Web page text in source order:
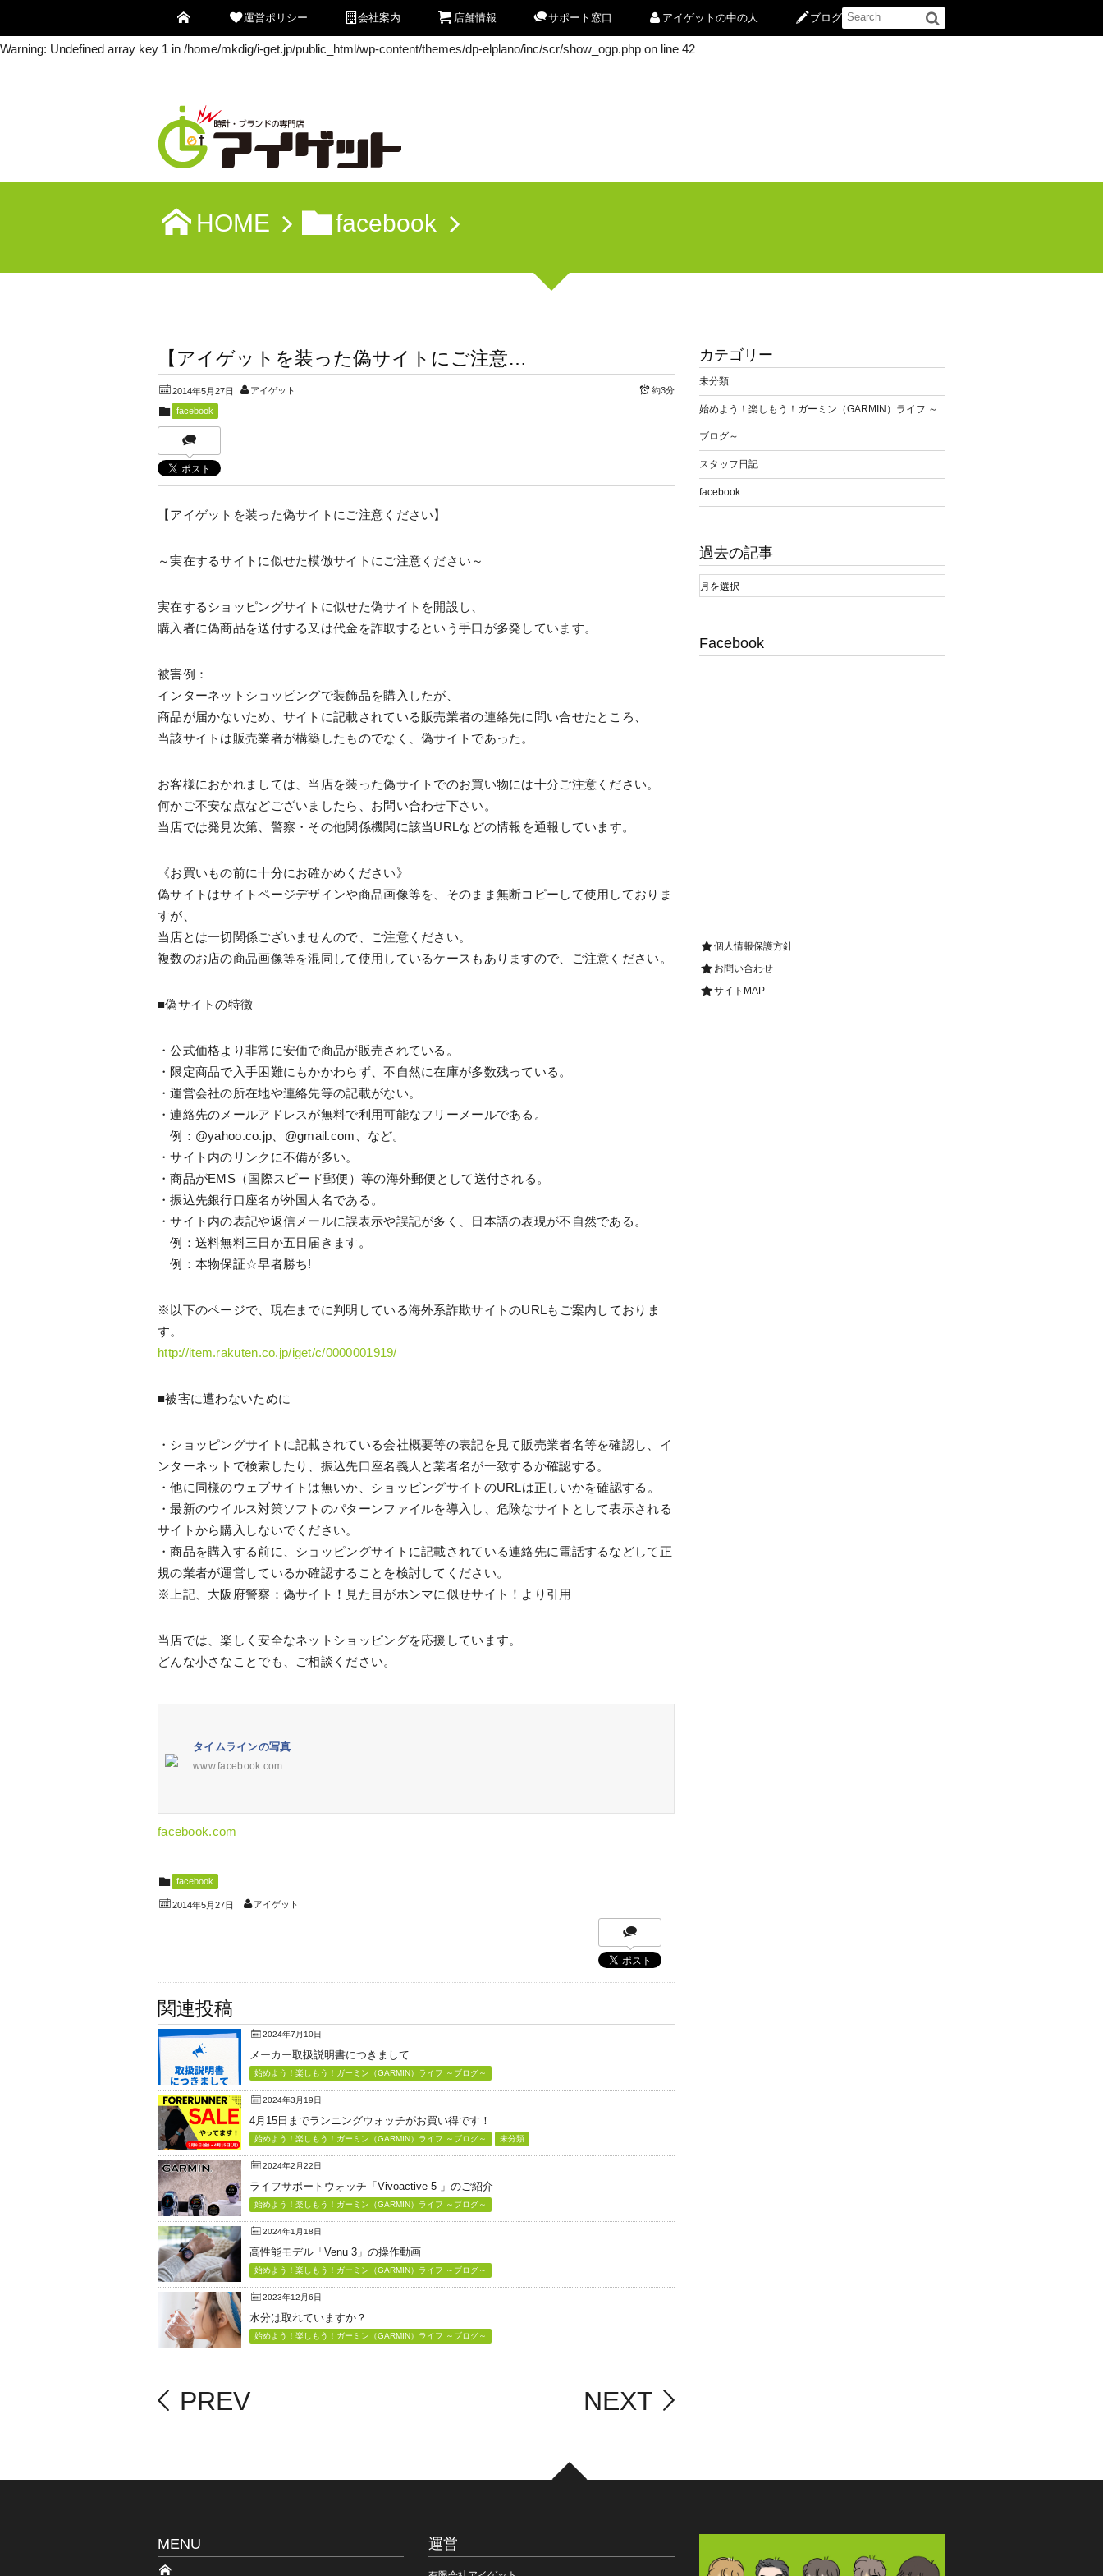
: Undefined array key 0 in/home/mkdig/i-get.jp/public_html/wp-content/themes/dp-elplano/inc/scr/show_ogp.php on line 42
Warning: Undefined array key 1 in /home/mkdig/i-get.jp/public_html/wp-content/themes/dp-elplano/inc/scr/show_ogp.php on line 42
運営ポリシー 会社案内 店舗情報 サポート窓口 アイゲットの中の人 ブログ
HOME facebook
【アイゲットを装った偽サイトにご注意…
2014年5月27日 アイゲット 約3分
facebook
【アイゲットを装った偽サイトにご注意ください】
～実在するサイトに似せた模倣サイトにご注意ください～
実在するショッピングサイトに似せた偽サイトを開設し、
購入者に偽商品を送付する又は代金を詐取するという手口が多発しています。
被害例：
インターネットショッピングで装飾品を購入したが、
商品が届かないため、サイトに記載されている販売業者の連絡先に問い合せたところ、
当該サイトは販売業者が構築したものでなく、偽サイトであった。
お客様におかれましては、当店を装った偽サイトでのお買い物には十分ご注意ください。
何かご不安な点などございましたら、お問い合わせ下さい。
当店では発見次第、警察・その他関係機関に該当URLなどの情報を通報しています。
《お買いもの前に十分にお確かめください》
偽サイトはサイトページデザインや商品画像等を、そのまま無断コピーして使用しておりま
すが、
当店とは一切関係ございませんので、ご注意ください。
複数のお店の商品画像等を混同して使用しているケースもありますので、ご注意ください。
■偽サイトの特徴
・公式価格より非常に安価で商品が販売されている。
・限定商品で入手困難にもかかわらず、不自然に在庫が多数残っている。
・運営会社の所在地や連絡先等の記載がない。
・連絡先のメールアドレスが無料で利用可能なフリーメールである。
例：@yahoo.co.jp、@gmail.com、など。
・サイト内のリンクに不備が多い。
・商品がEMS（国際スピード郵便）等の海外郵便として送付される。
・振込先銀行口座名が外国人名である。
・サイト内の表記や返信メールに誤表示や誤記が多く、日本語の表現が不自然である。
例：送料無料三日か五日届きます。
例：本物保証☆早者勝ち!
※以下のページで、現在までに判明している海外系詐欺サイトのURLもご案内しておりま
す。
http://item.rakuten.co.jp/iget/c/0000001919/
■被害に遭わないために
・ショッピングサイトに記載されている会社概要等の表記を見て販売業者名等を確認し、イ
ンターネットで検索したり、振込先口座名義人と業者名が一致するか確認する。
・他に同様のウェブサイトは無いか、ショッピングサイトのURLは正しいかを確認する。
・最新のウイルス対策ソフトのパターンファイルを導入し、危険なサイトとして表示される
サイトから購入しないでください。
・商品を購入する前に、ショッピングサイトに記載されている連絡先に電話するなどして正
規の業者が運営しているか確認することを検討してください。
※上記、大阪府警察：偽サイト！見た目がホンマに似せサイト！より引用
当店では、楽しく安全なネットショッピングを応援しています。
どんな小さなことでも、ご相談ください。
タイムラインの写真
www.facebook.com
facebook.com
facebook
2014年5月27日 アイゲット
関連投稿
2024年7月10日
メーカー取扱説明書につきまして
始めよう！楽しもう！ガーミン（GARMIN）ライフ ～ブログ～
2024年3月19日
4月15日までランニングウォッチがお買い得です！
始めよう！楽しもう！ガーミン（GARMIN）ライフ ～ブログ～ 未分類
2024年2月22日
ライフサポートウォッチ「Vivoactive 5 」のご紹介
始めよう！楽しもう！ガーミン（GARMIN）ライフ ～ブログ～
2024年1月18日
高性能モデル「Venu 3」の操作動画
始めよう！楽しもう！ガーミン（GARMIN）ライフ ～ブログ～
2023年12月6日
水分は取れていますか？
始めよう！楽しもう！ガーミン（GARMIN）ライフ ～ブログ～
PREV NEXT
カテゴリー
未分類
始めよう！楽しもう！ガーミン（GARMIN）ライフ ～
ブログ～
スタッフ日記
facebook
過去の記事
Facebook
個人情報保護方針
お問い合わせ
サイトMAP
MENU 運営